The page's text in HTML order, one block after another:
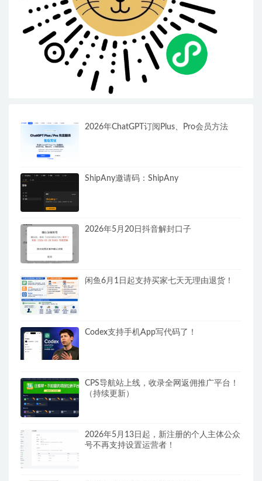
2026年ChatGPT订阅Plus、Pro会员方法
ShipAny邀请码：ShipAny
2026年5月20日抖音解封口子
闲鱼6月1日起支持买家七天无理由退货！
Codex支持手机App写代码了！
CPS导航站上线，收录全网返佣推广平台！
（持续更新）
2026年5月13日起，新注册的个人主体公众
号不再支持设置运营者！